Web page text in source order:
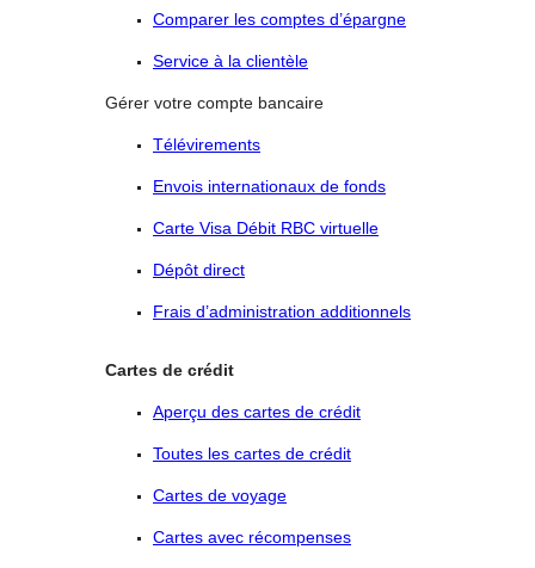
Comparer les comptes d’épargne
Service à la clientèle
Gérer votre compte bancaire
Télévirements
Envois internationaux de fonds
Carte Visa Débit RBC virtuelle
Dépôt direct
Frais d’administration additionnels
Cartes de crédit
Aperçu des cartes de crédit
Toutes les cartes de crédit
Cartes de voyage
Cartes avec récompenses